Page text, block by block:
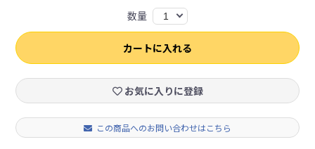
数量 1
カートに入れる
お気に入りに登録
この商品へのお問い合わせはこちら